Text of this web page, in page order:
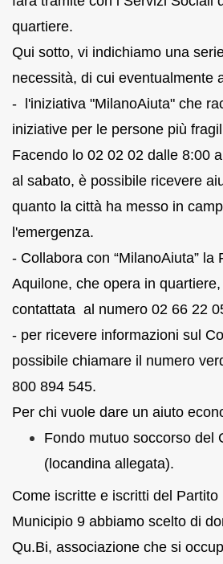
quartiere.
Qui sotto, vi indichiamo una
necessità, di cui eventualmente
- l'iniziativa "MilanoAiuta" che
iniziative per le persone più
Facendo lo 02 02 02 dalle 8:00
al sabato, è possibile ricevere
quanto la città ha messo in
l'emergenza.
- Collabora con “MilanoAiuta” la
Aquilone, che opera in
contattata al numero 02 66 22
- per ricevere informazioni sul
possibile chiamare il numero
800 894 545.
Per chi vuole dare un aiuto
Fondo mutuo soccorso del
(locandina allegata).
Come iscritte e iscritti del Partito
Municipio 9 abbiamo scelto di
Qu.Bi, associazione che si